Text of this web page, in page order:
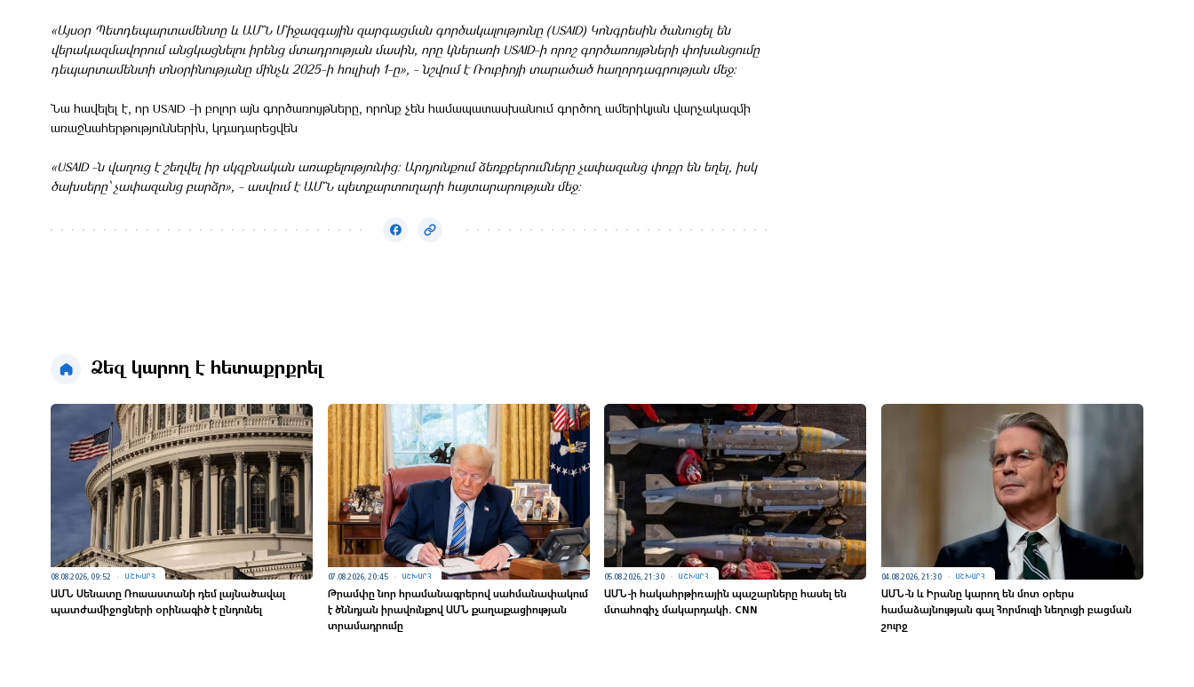
«Այսօր Պետդեպարտամենտը և ԱՄՆ Միջազգային զարգացման գործակալությունը (USAID) Կոնգրեսին ծանուցել են
վերակազմավորում անցկացնելու իրենց մտադրության մասին, որը կներառի USAID-ի որոշ գործառույթների փոխանցումը
դեպարտամենտի տնօրինությանը մինչև 2025-ի հուլիսի 1-ը», - նշվում է Ռուբիոյի տարածած հաղորդագրության մեջ:
Նա հավելել է, որ USAID -ի բոլոր այն գործառույթները, որոնք չեն համապատասխանում գործող ամերիկյան վարչակազմի
առաջնահերթություններին, կդադարեցվեն
«USAID -ն վաղուց է շեղվել իր սկզբնական առաքելությունից։ Արդյունքում ձեռքբերումները չափազանց փոքր են եղել, իսկ
ծախսերը՝ չափազանց բարձր», - ասվում է ԱՄՆ պետքարտուղարի հայտարարության մեջ։
Ձեզ կարող է հետաքրքրել
08.08.2026, 09:52 ԱՇԽԱՐՀ
ԱՄՆ Սենատը Ռուսաստանի դեմ լայնածավալ
պատժամիջոցների օրինագիծ է ընդունել
07.08.2026, 20:45 ԱՇԽԱՐՀ
Թրամփը նոր հրամանագրերով սահմանափակում
է ծննդյան իրավունքով ԱՄՆ քաղաքացիության
տրամադրումը
05.08.2026, 21:30 ԱՇԽԱՐՀ
ԱՄՆ-ի հակահրթիռային պաշարները հասել են
մտահոգիչ մակարդակի․ CNN
04.08.2026, 21:30 ԱՇԽԱՐՀ
ԱՄՆ-ն և Իրանը կարող են մոտ օրերս
համաձայնության գալ Հորմուզի նեղուցի բացման
շուրջ